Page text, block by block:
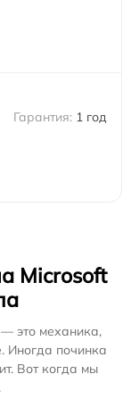
1 год
Microsoft
это механика,
Иногда починка
Вот когда мы